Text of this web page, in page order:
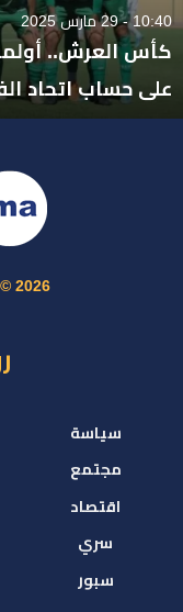
10:40 - 29 مارس 2025
كأس العرش..
على حساب اتحاد
2026 © جميع الحقوق محفوظة
سياسة
مجتمع
اقتصاد
سري
سبور